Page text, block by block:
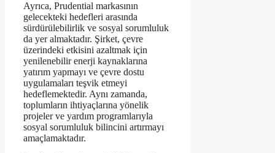
Ayrıca, Prudential markasının
gelecekteki hedefleri arasında
sürdürülebilirlik ve sosyal sorumluluk
da yer almaktadır. Şirket, çevre
üzerindeki etkisini azaltmak için
yenilenebilir enerji kaynaklarına
yatırım yapmayı ve çevre dostu
uygulamaları teşvik etmeyi
hedeflemektedir. Aynı zamanda,
toplumların ihtiyaçlarına yönelik
projeler ve yardım programlarıyla
sosyal sorumluluk bilincini artırmayı
amaçlamaktadır.